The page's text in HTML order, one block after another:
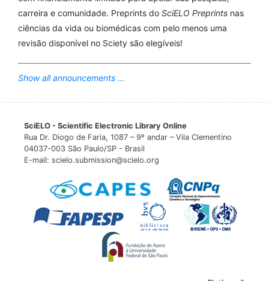
carreira e comunidade. Preprints do SciELO Preprints nas
ciências da vida ou biomédicas com pelo menos uma
revisão disponível no Sciety são elegíveis!
Show all announcements ...
SciELO - Scientific Electronic Library Online
Rua Dr. Diogo de Faria, 1087 – 9º andar – Vila Clementino
04037-003 São Paulo/SP - Brasil
E-mail: scielo.submission@scielo.org